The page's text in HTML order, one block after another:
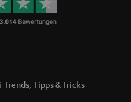
Tipps & Tricks